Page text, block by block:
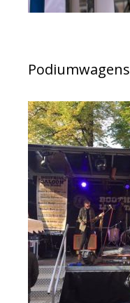
Podiumwagens